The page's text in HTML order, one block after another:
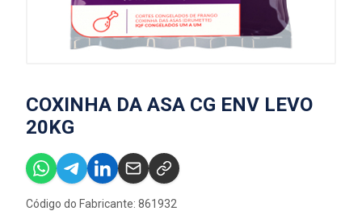
COXINHA DA ASA CG ENV LEVO
20KG
Código do Fabricante: 861932